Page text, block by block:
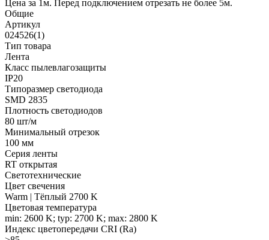
Цена за 1м. Перед подключением отрезать не более 5м.
Общие
Артикул
024526(1)
Тип товара
Лента
Класс пылевлагозащиты
IP20
Типоразмер светодиода
SMD 2835
Плотность светодиодов
80 шт/м
Минимальный отрезок
100 мм
Серия ленты
RT открытая
Светотехнические
Цвет свечения
Warm | Тёплый 2700 K
Цветовая температура
min: 2600 K; typ: 2700 K; max: 2800 K
Индекс цветопередачи CRI (Ra)